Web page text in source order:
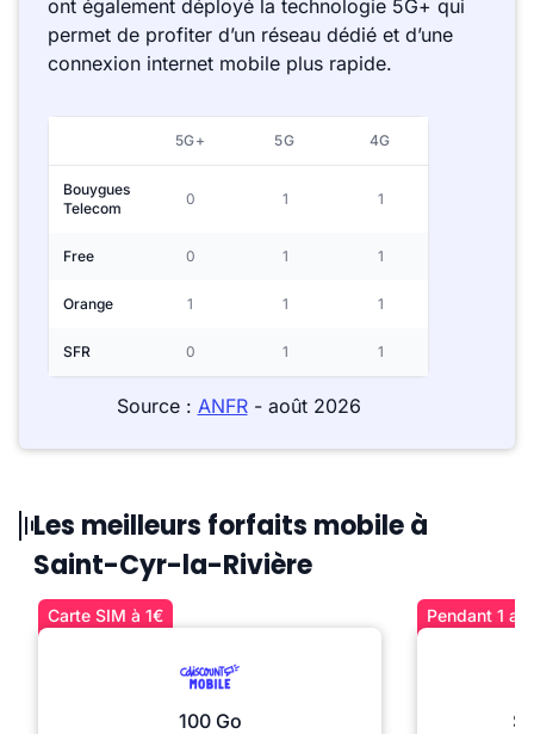
ont également déployé la technologie 5G+ qui
permet de profiter d’un réseau dédié et d’une
connexion internet mobile plus rapide.
5G+ 5G 4G
Bouygues
Telecom
0 1 1
Free 0 1 1
Orange 1 1 1
SFR 0 1 1
Source : ANFR- août 2026
Les meilleurs forfaits mobile à
Saint-Cyr-la-Rivière
Carte SIM à 1€
100 Go
Pendant 1